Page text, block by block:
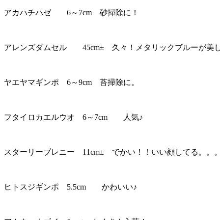
アカハチハゼ 6～7cm 砂掃除に！
アレンズダムセル 45cm± 久々！メタリックブルーが美
ヤエヤマギンポ 6～9cm 苔掃除に。
フタイロカエルウオ 6～7cm 人気♪
スターリーブレニー 11cm± でかい！！いい顔してる。。
ヒトスジギンポ 5.5cm かわいい♪